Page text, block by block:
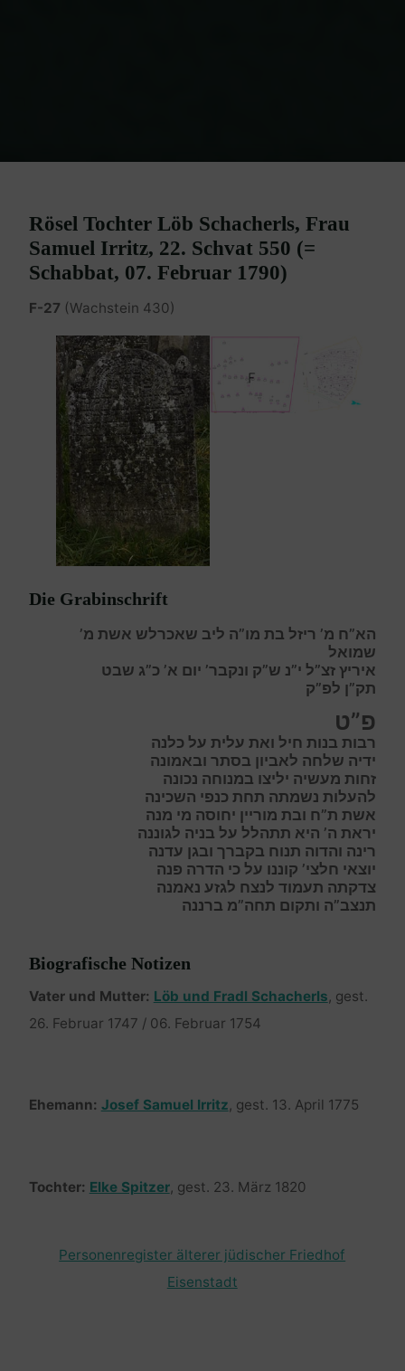
Rösel Tochter Löb Schacherls, Frau
Samuel Irritz, 22. Schvat 550 (=
Schabbat, 07. Februar 1790)
F-27 (Wachstein 430)
Die Grabinschrift
הא”ח מ’ ריזל בת מו”ה ליב שאכרלש אשת מ’
שמואל
איריץ זצ”ל י”נ ש”ק ונקבר’ יום א’ כ”ג שבט
תק”ן לפ”ק
פ”ט
רבות בנות חיל ואת עלית על כלנה
ידיה שלחה לאביון בסתר ובאמונה
זחות מעשיה יליצו במנוחה נכונה
להעלות נשמתה תחת כנפי השכינה
אשת ת”ח ובת מוריין יחוסה מי מנה
יראת ה’ היא תתהלל על בניה לגוננה
רינה והדוה תנוח בקברך ובגן עדנה
יוצאי חלצי’ קוננו על כי הדרה פנה
צדקתה תעמוד לנצח לגזע נאמנה
תנצב”ה ותקום תחה”מ ברננה
Biografische Notizen
Vater und Mutter: Löb und Fradl Schacherls, gest.
26. Februar 1747 / 06. Februar 1754
Ehemann: Josef Samuel Irritz, gest. 13. April 1775
Tochter: Elke Spitzer, gest. 23. März 1820
Personenregister älterer jüdischer Friedhof
Eisenstadt